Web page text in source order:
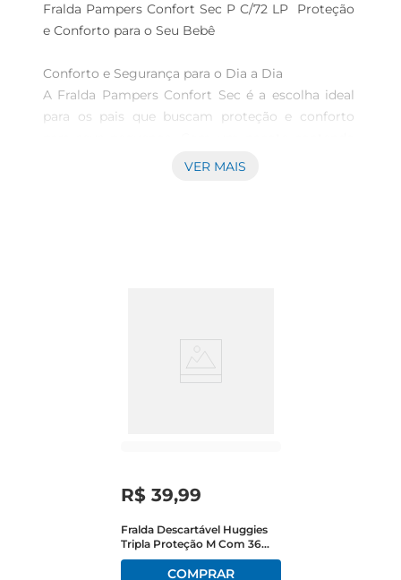
Fralda Pampers Confort Sec P C/72 LP  Proteção
e Conforto para o Seu Bebê
Conforto e Segurança para o Dia a Dia
A Fralda Pampers Confort Sec é a escolha ideal
para os pais que buscam proteção e conforto
72 unidades, essa fralda é perfeita para o uso
avançada, a Fralda Pampers Confort Sec mantém
proteção necessária.
Ajuste Perfeito e Conforto
As fraldas Pampers são projetadas para se ajustar
VER MAIS
R$ 39,99
Fralda Descartável Huggies
Tripla Proteção M Com 36
Unidades 2 Fraldas Grátis